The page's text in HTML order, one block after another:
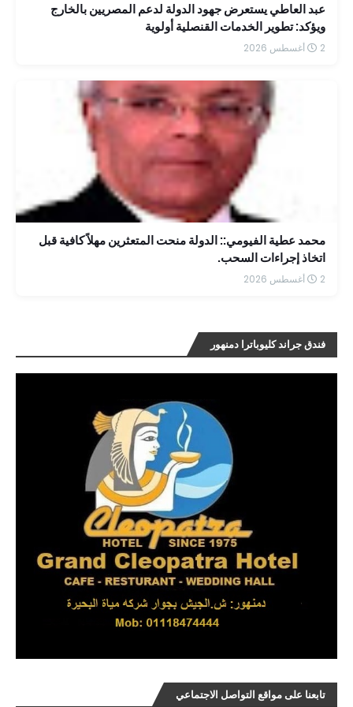
عبد العاطي يستعرض جهود الدولة لدعم المصريين بالخارج
ويؤكد: تطوير الخدمات القنصلية أولوية
2 أغسطس 2026
محمد عطية الفيومي:: الدولة منحت المتعثرين مهلاً كافية قبل
اتخاذ إجراءات السحب.
2 أغسطس 2026
فندق جراند كليوباترا دمنهور
تابعنا على مواقع التواصل الاجتماعي